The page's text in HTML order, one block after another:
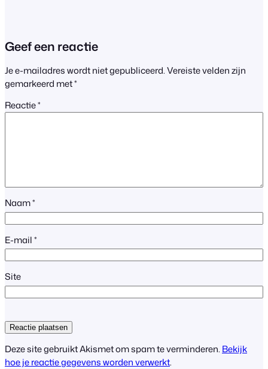
Geef een reactie
Je e-mailadres wordt niet gepubliceerd.Vereiste velden zijn
gemarkeerd met*
Reactie*
Naam*
E-mail*
Site
Deze site gebruikt Akismet om spam te verminderen. Bekijk
hoe je reactie gegevens worden verwerkt.